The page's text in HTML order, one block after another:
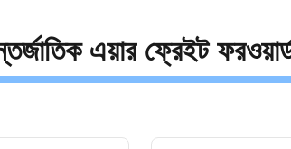
এয়ার ফ্রেইট